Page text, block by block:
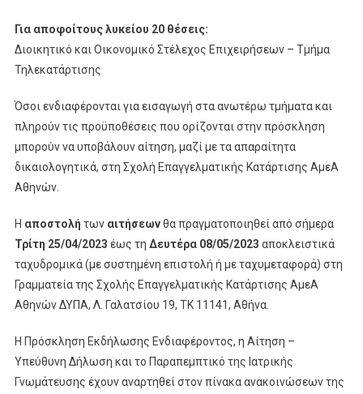
Για αποφοίτους λυκείου 20 θέσεις:
Διοικητικό και Οικονομικό Στέλεχος Επιχειρήσεων – Τμήμα
Τηλεκατάρτισης
Όσοι ενδιαφέρονται για εισαγωγή στα ανωτέρω τμήματα και
πληρούν τις προϋποθέσεις που ορίζονται στην πρόσκληση
μπορούν να υποβάλουν αίτηση, μαζί με τα απαραίτητα
δικαιολογητικά, στη Σχολή Επαγγελματικής Κατάρτισης ΑμεΑ
Αθηνών.
Η αποστολή των αιτήσεωνθα πραγματοποιηθεί από σήμερα
Τρίτη 25/04/2023 έως τη Δευτέρα 08/05/2023 αποκλειστικά
ταχυδρομικά (με συστημένη επιστολή ή με ταχυμεταφορά) στη
Γραμματεία της Σχολής Επαγγελματικής Κατάρτισης ΑμεΑ
Αθηνών ΔΥΠΑ, Λ. Γαλατσίου 19, ΤΚ 11141, Αθήνα.
Η Πρόσκληση Εκδήλωσης Ενδιαφέροντος, η Αίτηση –
Υπεύθυνη Δήλωση και το Παραπεμπτικό της Ιατρικής
Γνωμάτευσης έχουν αναρτηθεί στον πίνακα ανακοινώσεων της